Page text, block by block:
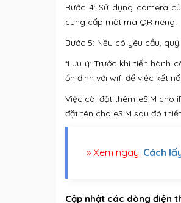
Bước 4: Sử dụng camera
cung cấp một mã QR riêng.
Bước 5: Nếu có yêu cầu,
*Lưu ý: Trước khi tiến hành
ổn định với wifi để việc kết
Việc cài đặt thêm eSIM cho
đặt tên cho eSIM sau đó
» Xem ngay: Cách
Cập nhật các dòng điện